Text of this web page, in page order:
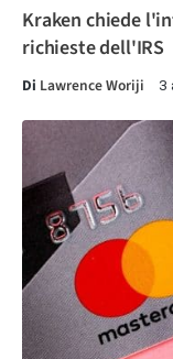
Kraken chiede
richieste dell'IRS
Di Lawrence Woriji 3